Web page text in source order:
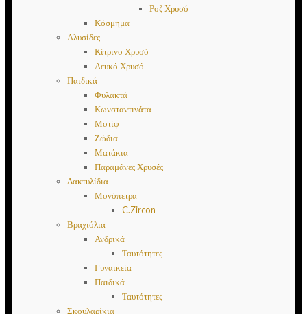
Ροζ Χρυσό
Κόσμημα
Αλυσίδες
Κίτρινο Χρυσό
Λευκό Χρυσό
Παιδικά
Φυλακτά
Κωνσταντινάτα
Μοτίφ
Ζώδια
Ματάκια
Παραμάνες Χρυσές
Δακτυλίδια
Μονόπετρα
C.Zircon
Βραχιόλια
Ανδρικά
Ταυτότητες
Γυναικεία
Παιδικά
Ταυτότητες
Σκουλαρίκια